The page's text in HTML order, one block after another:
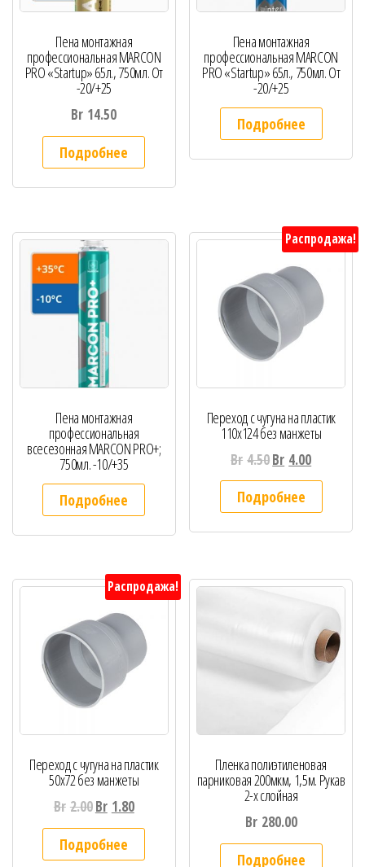
Пена монтажная
профессиональная MARCON
PRO «Startup» 65л., 750мл. От
-20/+25
Br 14.50
Подробнее
Пена монтажная
профессиональная MARCON
PRO «Startup» 65л., 750мл. От
-20/+25
Подробнее
Пена монтажная
профессиональная
всесезонная MARCON PRO+;
750мл. -10/+35
Подробнее
Распродажа!
Переход с чугуна на пластик
110х124 без манжеты
Br 4.50Br 4.00
Подробнее
Распродажа!
Переход с чугуна на пластик
50х72 без манжеты
Br 2.00Br 1.80
Подробнее
Пленка полиэтиленовая
парниковая 200мкм, 1,5м. Рукав
2-х слойная
Br 280.00
Подробнее